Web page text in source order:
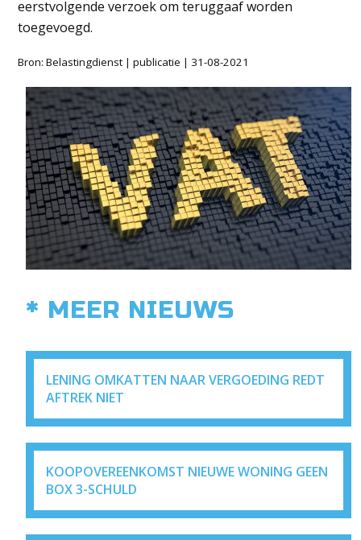
eerstvolgende verzoek om teruggaaf worden
toegevoegd.
Bron: Belastingdienst | publicatie | 31-08-2021
* MEER NIEUWS
LENING OMKATTEN NAAR VERGOEDING REDT
AFTREK NIET
KOOPOVEREENKOMST NIEUWE WONING GEEN
BOX 3-SCHULD